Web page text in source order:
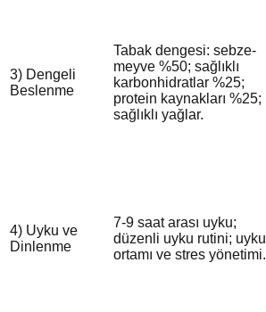
3) Dengeli
Beslenme
Tabak dengesi: sebze-
meyve %50; sağlıklı
karbonhidratlar %25;
protein kaynakları %25;
sağlıklı yağlar.
4) Uyku ve
Dinlenme
7-9 saat arası uyku;
düzenli uyku rutini; uyku
ortamı ve stres yönetimi.